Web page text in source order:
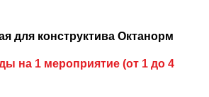
для конструктива Октанорм
на 1 мероприятие (от 1 до 4